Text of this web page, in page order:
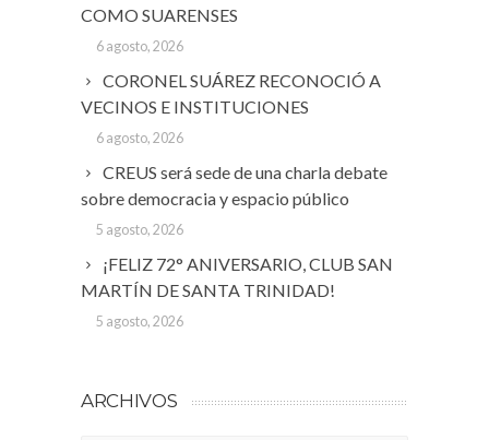
COMO SUARENSES
6 agosto, 2026
CORONEL SUÁREZ RECONOCIÓ A
VECINOS E INSTITUCIONES
6 agosto, 2026
CREUS será sede de una charla debate
sobre democracia y espacio público
5 agosto, 2026
¡FELIZ 72° ANIVERSARIO, CLUB SAN
MARTÍN DE SANTA TRINIDAD!
5 agosto, 2026
ARCHIVOS